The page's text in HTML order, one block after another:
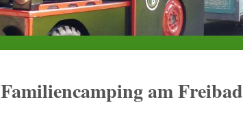
Familiencamping am Freibad